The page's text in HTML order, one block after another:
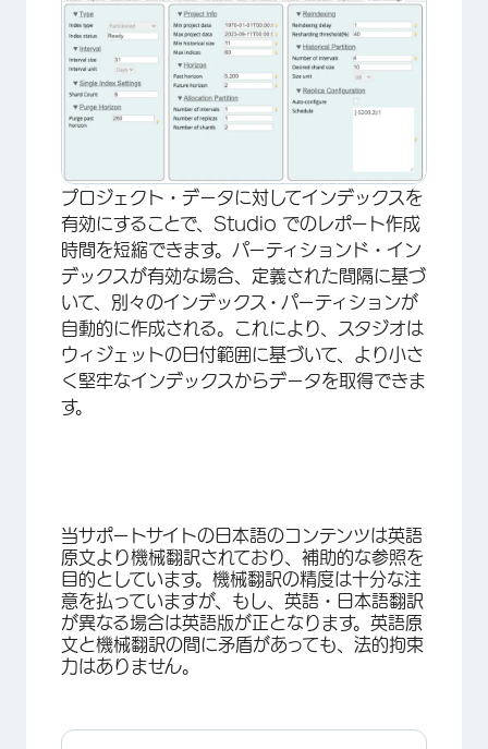
プロジェクト・データに対してインデックスを
有効にすることで、Studio でのレポート作成
時間を短縮できます。パーティションド・イン
デックスが有効な場合、定義された間隔に基づ
いて、別々のインデックス・パーティションが
自動的に作成される。これにより、スタジオは
ウィジェットの日付範囲に基づいて、より小さ
く堅牢なインデックスからデータを取得できま
す。
当サポートサイトの日本語のコンテンツは英語
原文より機械翻訳されており、補助的な参照を
目的としています。機械翻訳の精度は十分な注
意を払っていますが、もし、英語・日本語翻訳
が異なる場合は英語版が正となります。英語原
文と機械翻訳の間に矛盾があっても、法的拘束
力はありません。